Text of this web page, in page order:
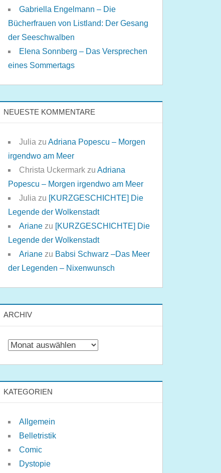
Gabriella Engelmann – Die
Bücherfrauen von Listland: Der Gesang
der Seeschwalben
Elena Sonnberg – Das Versprechen
eines Sommertags
NEUESTE KOMMENTARE
Julia zuAdriana Popescu – Morgen
irgendwo am Meer
Christa Uckermark zuAdriana
Popescu – Morgen irgendwo am Meer
Julia zu [KURZGESCHICHTE] Die
Legende der Wolkenstadt
Ariane zu [KURZGESCHICHTE] Die
Legende der Wolkenstadt
Ariane zu Babsi Schwarz –Das Meer
der Legenden – Nixenwunsch
ARCHIV
Archiv
KATEGORIEN
Allgemein
Belletristik
Comic
Dystopie